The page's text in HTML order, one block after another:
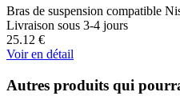
Bras de suspension compatible
Livraison sous 3-4 jours
25.12 €
Voir en détail
Autres produits qui